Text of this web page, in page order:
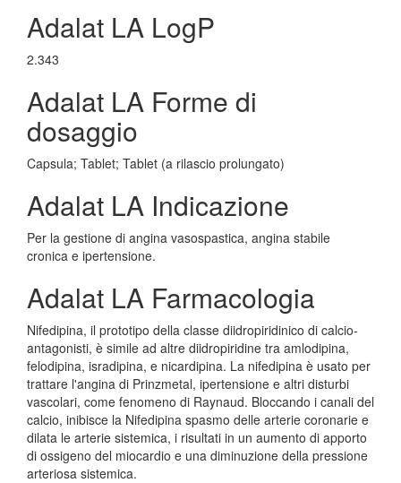
Adalat LA LogP
2.343
Adalat LA Forme di
dosaggio
Capsula; Tablet; Tablet (a rilascio prolungato)
Adalat LA Indicazione
Per la gestione di angina vasospastica, angina stabile
cronica e ipertensione.
Adalat LA Farmacologia
Nifedipina, il prototipo della classe diidropiridinico di calcio-
antagonisti, è simile ad altre diidropiridine tra amlodipina,
felodipina, isradipina, e nicardipina. La nifedipina è usato per
trattare l'angina di Prinzmetal, ipertensione e altri disturbi
vascolari, come fenomeno di Raynaud. Bloccando i canali del
calcio, inibisce la Nifedipina spasmo delle arterie coronarie e
dilata le arterie sistemica, i risultati in un aumento di apporto
di ossigeno del miocardio e una diminuzione della pressione
arteriosa sistemica.